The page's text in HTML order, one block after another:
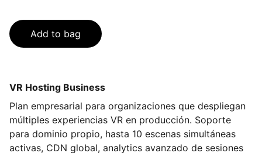
Add to bag
VR Hosting Business
Plan empresarial para organizaciones que despliegan
múltiples experiencias VR en producción. Soporte
para dominio propio, hasta 10 escenas simultáneas
activas, CDN global, analytics avanzado de sesiones